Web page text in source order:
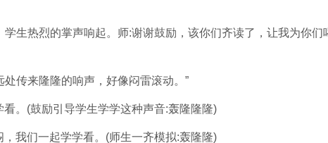
热烈的掌声响起。师:谢谢鼓励，该你们齐读了，让我为你们
来隆隆的响声，好像闷雷滚动。”
。(鼓励引导学生学学这种声音:轰隆隆隆)
我们一起学学看。(师生一齐模拟:轰隆隆)